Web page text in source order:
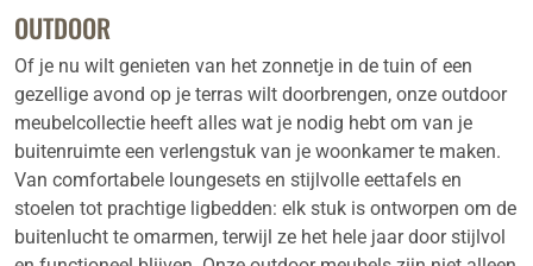
OUTDOOR
Of je nu wilt genieten van het zonnetje in de tuin of een
gezellige avond op je terras wilt doorbrengen, onze outdoor
meubelcollectie heeft alles wat je nodig hebt om van je
buitenruimte een verlengstuk van je woonkamer te maken.
Van comfortabele loungesets en stijlvolle eettafels en
stoelen tot prachtige ligbedden: elk stuk is ontworpen om de
buitenlucht te omarmen, terwijl ze het hele jaar door stijlvol